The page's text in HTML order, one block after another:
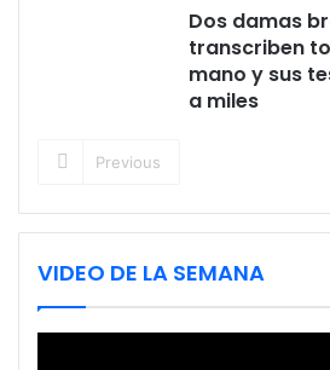
Dos damas
transcriben
mano y sus
a miles
Previous
VIDEO DE LA SEMANA